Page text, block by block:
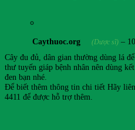
Caythuoc.org (Dược sĩ) –
Cây đu đủ, dân gian thường dùng lá
thư tuyến giáp bệnh nhân nên dùng
đen bạn nhé.
Để biết thêm thông tin chi tiết Hãy
4411 để được hỗ trợ thêm.